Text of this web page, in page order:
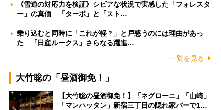
《雪道の対応力を検証》シビアな状況で実感した「フォレスタ
ー」の真価 「ターボ」と「スト…
乗り込むと同時に「これが軽？」と戸惑うのには理由があっ
た 「日産ルークス」さらなる躍進…
一覧を見る
大竹聡の「昼酒御免！」
【大竹聡の昼酒御免！】「ネグローニ」「山崎」
「マンハッタン」新宿三丁目の隠れ家バーで1…